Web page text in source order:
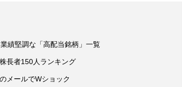
績堅調な「高配当銘柄」一覧
長者150人ランキング
メールでWショック